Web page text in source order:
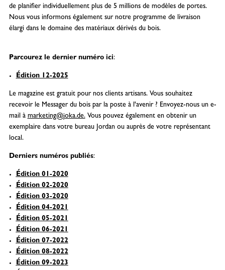
de planifier individuellement plus de 5 millions de modèles de portes.
Nous vous informons également sur notre programme de livraison
élargi dans le domaine des matériaux dérivés du bois.
Parcourez le dernier numéro ici:
Édition 12-2025
Le magazine est gratuit pour nos clients artisans. Vous souhaitez
recevoir le Messager du bois par la poste à l'avenir ? Envoyez-nous un e-
mail à marketing@joka.de.Vous pouvez également en obtenir un
exemplaire dans votre bureau Jordan ou auprès de votre représentant
local.
Derniers numéros publiés:
Édition 01-2020
Édition 02-2020
Édition 03-2020
Édition 04-2021
Édition 05-2021
Édition 06-2021
Édition 07-2022
Édition 08-2022
Édition 09-2023